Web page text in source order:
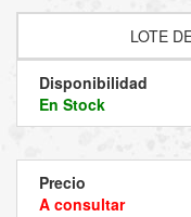
LOTE
Disponibilidad
En Stock
Precio
A consultar